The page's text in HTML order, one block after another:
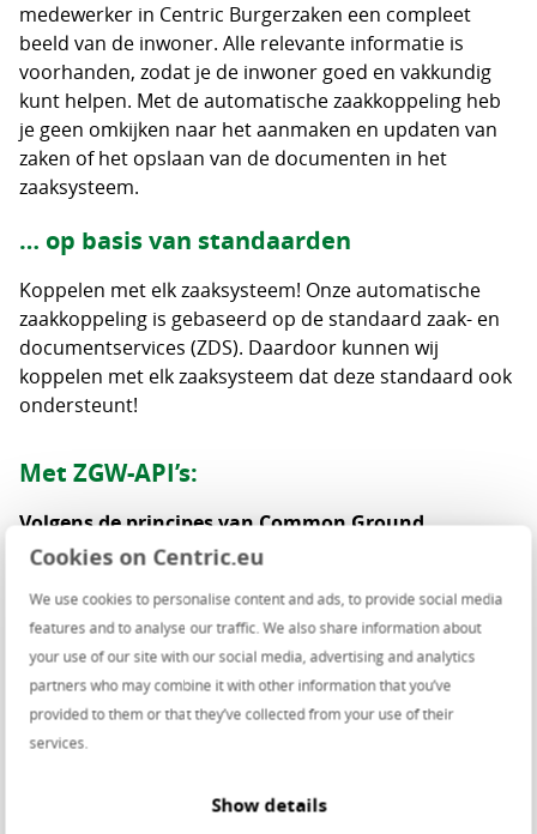
Cookies on Centric.eu
We use cookies to personalise content and ads, to provide social media
features and to analyse our traffic. We also share information about
your use of our site with our social media, advertising and analytics
partners who may combine it with other information that you’ve
provided to them or that they’ve collected from your use of their
services.
Show details
medewerker in Centric Burgerzaken een compleet
beeld van de inwoner. Alle relevante informatie is
voorhanden, zodat je de inwoner goed en vakkundig
kunt helpen. Met de automatische zaakkoppeling heb
je geen omkijken naar het aanmaken en updaten van
zaken of het opslaan van de documenten in het
zaaksysteem.
… op basis van standaarden
Koppelen met elk zaaksysteem! Onze automatische
zaakkoppeling is gebaseerd op de standaard zaak- en
documentservices (ZDS). Daardoor kunnen wij
koppelen met elk zaaksysteem dat deze standaard ook
ondersteunt!
Met ZGW-API’s:
Volgens de principes van Common Ground
Voor de automatische communicatie met het
zaaksysteem gebruiken wij zowel een ‘oude’ als ‘nieuwe‘
standaard: De Zaak- en Documentservices, ZDS, versie
1.1 en de ZGW-API’s die zijn gebaseerd op het Common
Ground initiatief OpenZaken.
“Met de eDienst komt de aangifte automatisch in de
een zaak aangemaakt in het zaaksysteem. Je behandelt
de aangifte vanuit de wachtkamer: en dat is niet meer